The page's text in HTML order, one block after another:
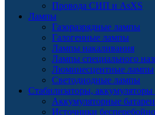
Провода СИП и AsXS
Лампы
Газоразрядные лампы
Галогенные лампы
Лампы накаливания
Лампы специального
Люминесцентные лампы
Светодиодные лампы
Стабилизаторы,
Аккумуляторные
Источники